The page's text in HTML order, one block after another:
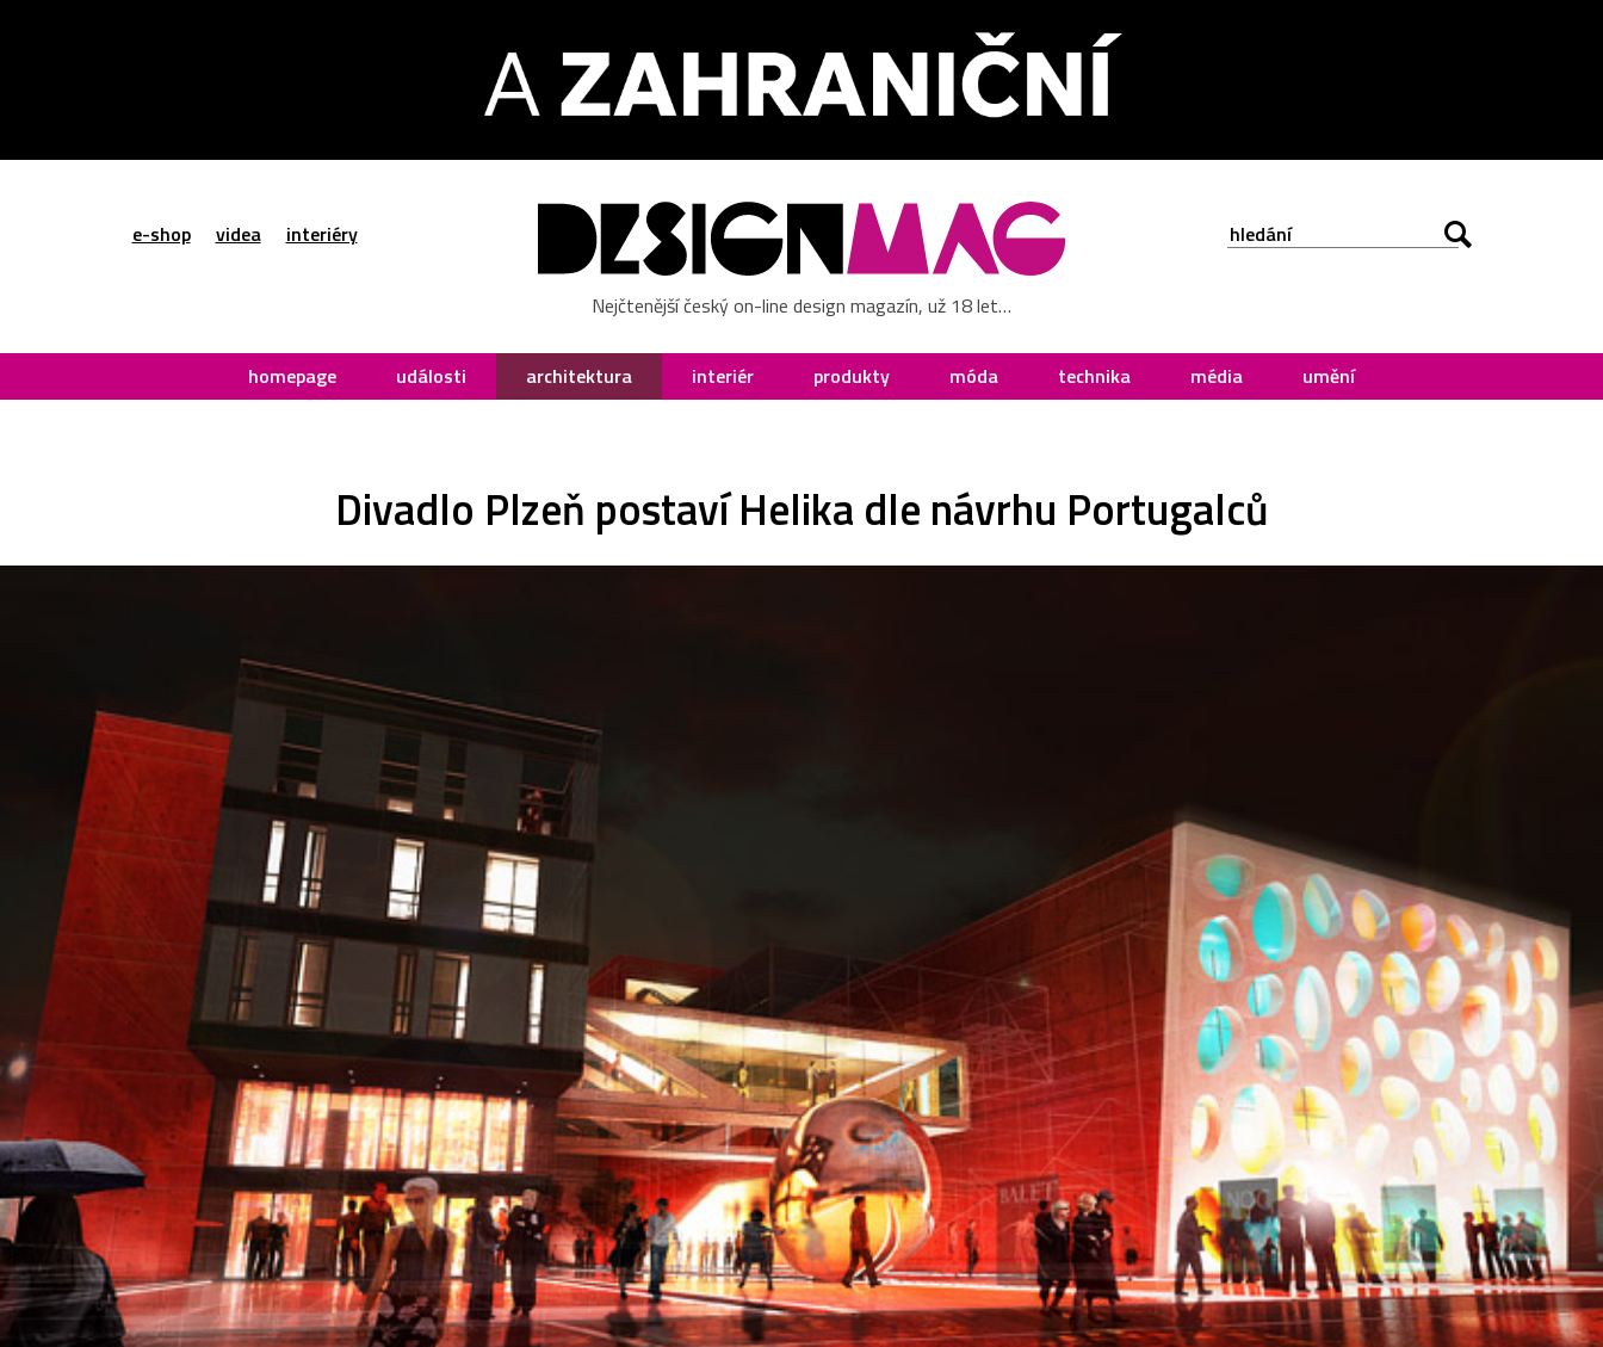
e-shop videa interiéry
Nejčtenější český on-line design magazín, už 18 let…
homepage události architektura interiér produkty móda technika média umění
Divadlo Plzeň postaví Helika dle návrhu Portugalců